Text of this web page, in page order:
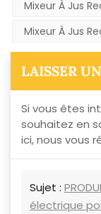
Mixeur À Jus
Mixeur À Jus
LAISSER
Si vous êtes
souhaitez en
ici, nous vous
Sujet :
électrique